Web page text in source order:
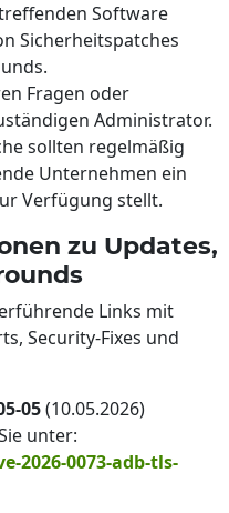
Software
Sicherheitspatches
Fragen oder
Administrator.
sollten regelmäßig
Unternehmen ein
Verfügung stellt.
zu Updates,
Links mit
Security-Fixes und
05(10.05.2026)
unter:
2026-0073-adb-tls-